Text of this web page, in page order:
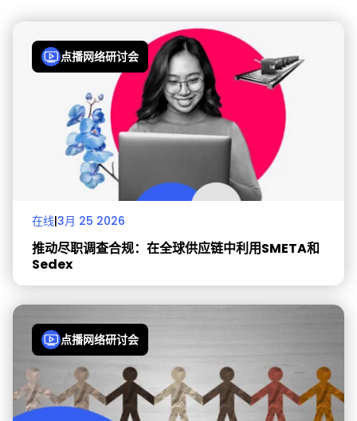
点播网络研讨会
在线|3月 25 2026
推动尽职调查合规：在全球供应链中利用SMETA和
Sedex
点播网络研讨会